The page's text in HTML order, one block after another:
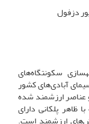
دزفول
سکونتگاه‌های
آبادی‌های کشور
عناصر ارزشمند شده
ظاهر پلکانی دارای
ارزشمند است.